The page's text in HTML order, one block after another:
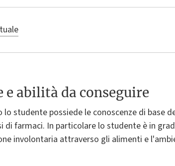
e abilità da conseguire
lo studente possiede le conoscenze di base
di farmaci. In particolare lo studente è in
involontaria attraverso gli alimenti e